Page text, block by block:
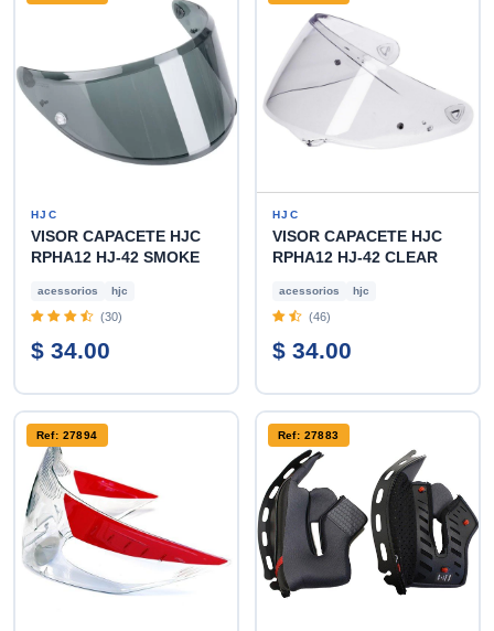
HJC
VISOR CAPACETE HJC
RPHA12 HJ-42 SMOKE
acessorios hjc
(30)
$ 34.00
HJC
VISOR CAPACETE HJC
RPHA12 HJ-42 CLEAR
acessorios hjc
(46)
$ 34.00
Ref: 27894 Ref: 27883